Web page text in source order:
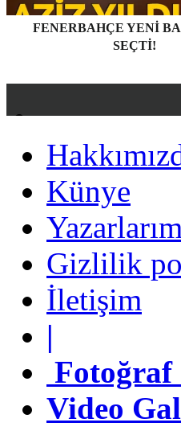
FENERBAHÇE YENI
SEÇTI!
Künye
Yazarlarımız
Gizlilik politikası
İletişim
Fotoğraf Galeri
Video Galeri
Künye
Gizlilik
İletişim
|
Fotoğraf
Video